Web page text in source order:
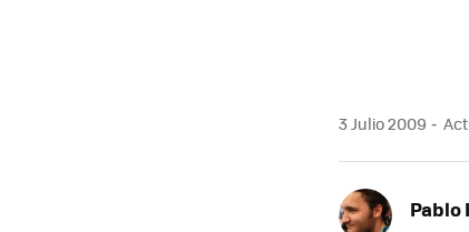
3 Julio 2009
Pablo